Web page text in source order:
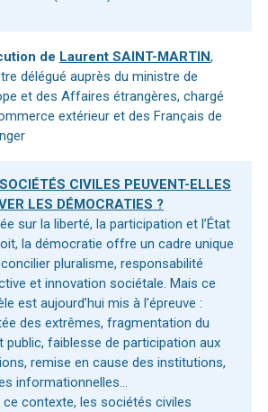
de Laurent SAINT-MARTIN,
délégué auprès du ministre de
et des Affaires étrangères, chargé
extérieur et des Français de
CIVILES PEUVENT-ELLES
LES DÉMOCRATIES ?
sur la liberté, la participation et l’État
la démocratie offre un cadre unique
pluralisme, responsabilité
et innovation sociétale. Mais ce
est aujourd’hui mis à l’épreuve :
des extrêmes, fragmentation du
public, faiblesse de participation aux
remise en cause des institutions,
informationnelles…
ce contexte, les sociétés civiles